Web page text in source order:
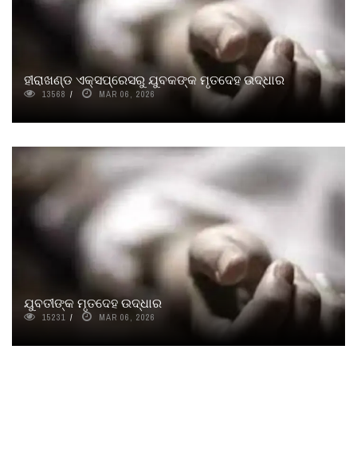
ହୀରାଖଣ୍ଡ ଏକ୍ସପ୍ରେସରୁ ଯୁବକଙ୍କ ମୃତଦେହ ଉଦ୍ଧାର
13568 MAR 06, 2026
ଯୁବତୀଙ୍କ ମୃତଦେହ ଉଦ୍ଧାର
15231 MAR 06, 2026